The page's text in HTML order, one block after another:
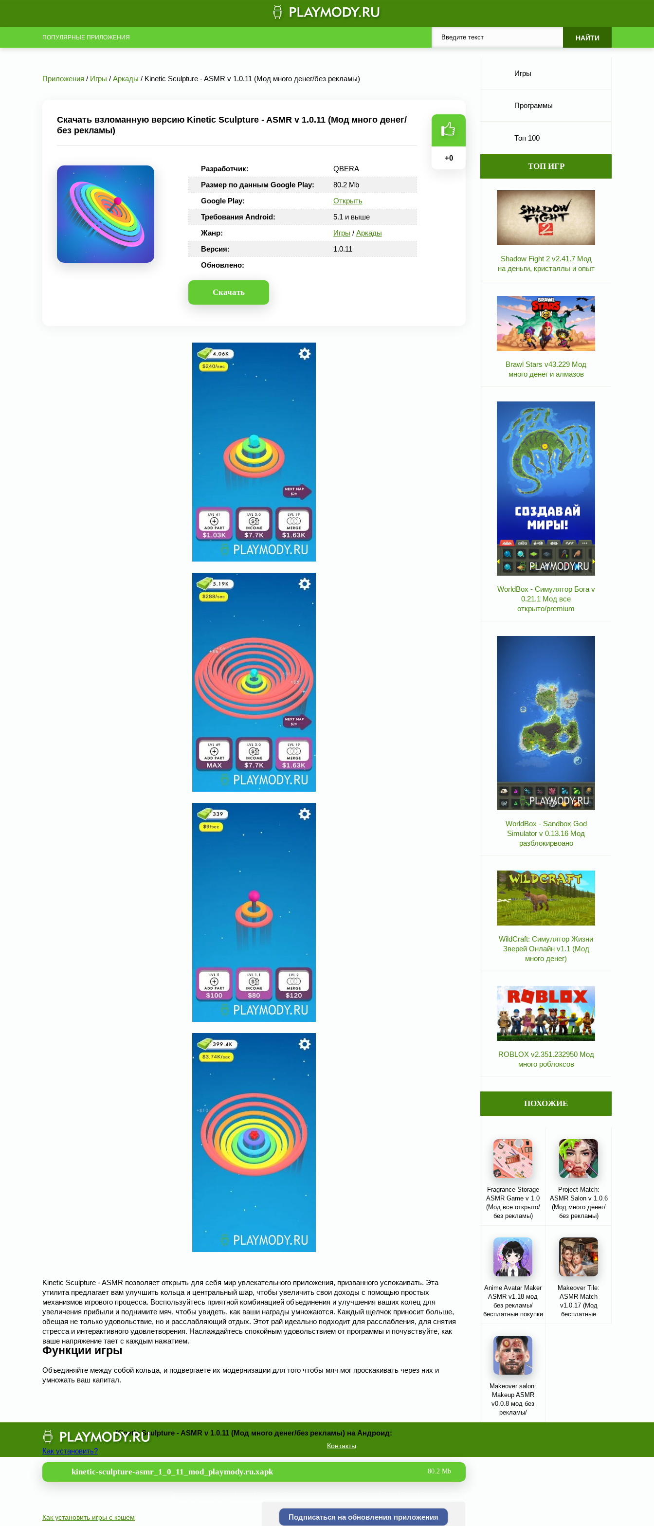
ПОПУЛЯРНЫЕ ПРИЛОЖЕНИЯ
Приложения / Игры / Аркады / Kinetic Sculpture - ASMR v 1.0.11 (Мод много денег/без рекламы)
Скачать взломанную версию Kinetic Sculpture - ASMR v 1.0.11 (Мод много денег/
без рекламы)
Разработчик:
QBERA
Размер по данным Google Play:
80.2 Mb
Google Play:
Открыть
Требования Android:
5.1 и выше
Жанр:
Игры / Аркады
Версия:
1.0.11
Обновлено:
Скачать
+0
Kinetic Sculpture - ASMR позволяет открыть для себя мир увлекательного приложения, призванного успокаивать. Эта
утилита предлагает вам улучшить кольца и центральный шар, чтобы увеличить свои доходы с помощью простых
механизмов игрового процесса. Воспользуйтесь приятной комбинацией объединения и улучшения ваших колец для
увеличения прибыли и поднимите мяч, чтобы увидеть, как ваши награды умножаются. Каждый щелчок приносит больше,
обещая не только удовольствие, но и расслабляющий отдых. Этот рай идеально подходит для расслабления, для снятия
стресса и интерактивного удовлетворения. Наслаждайтесь спокойным удовольствием от программы и почувствуйте, как
ваше напряжение тает с каждым нажатием.
Функции игры
Объединяйте между собой кольца, и подвергаете их модернизации для того чтобы мяч мог проскакивать через них и
умножать ваш капитал.
Kinetic Sculpture - ASMR v 1.0.11 (Мод много денег/без рекламы) на Андроид:
Как установить?
kinetic-sculpture-asmr_1_0_11_mod_playmody.ru.xapk 80.2 Mb
Как установить игры с кэшем Подписаться на обновления приложения
Игры
Программы
Топ 100
ТОП ИГР
Shadow Fight 2 v2.41.7 Мод
на деньги, кристаллы и опыт
Brawl Stars v43.229 Мод
много денег и алмазов
WorldBox - Симулятор Бога v
0.21.1 Мод все
открыто/premium
WorldBox - Sandbox God
Simulator v 0.13.16 Мод
разблокирвоано
WildCraft: Симулятор Жизни
Зверей Онлайн v1.1 (Мод
много денег)
ROBLOX v2.351.232950 Мод
много роблоксов
ПОХОЖИЕ
Fragrance Storage
ASMR Game v 1.0
(Мод все открыто/
без рекламы)
Project Match:
ASMR Salon v 1.0.6
(Мод много денег/
без рекламы)
Anime Avatar Maker
ASMR v1.18 мод
без рекламы/
бесплатные покупки
Makeover Tile:
ASMR Match
v1.0.17 (Мод
бесплатные
Makeover salon:
Makeup ASMR
v0.0.8 мод без
рекламы/
бесплатные покупки
Контакты